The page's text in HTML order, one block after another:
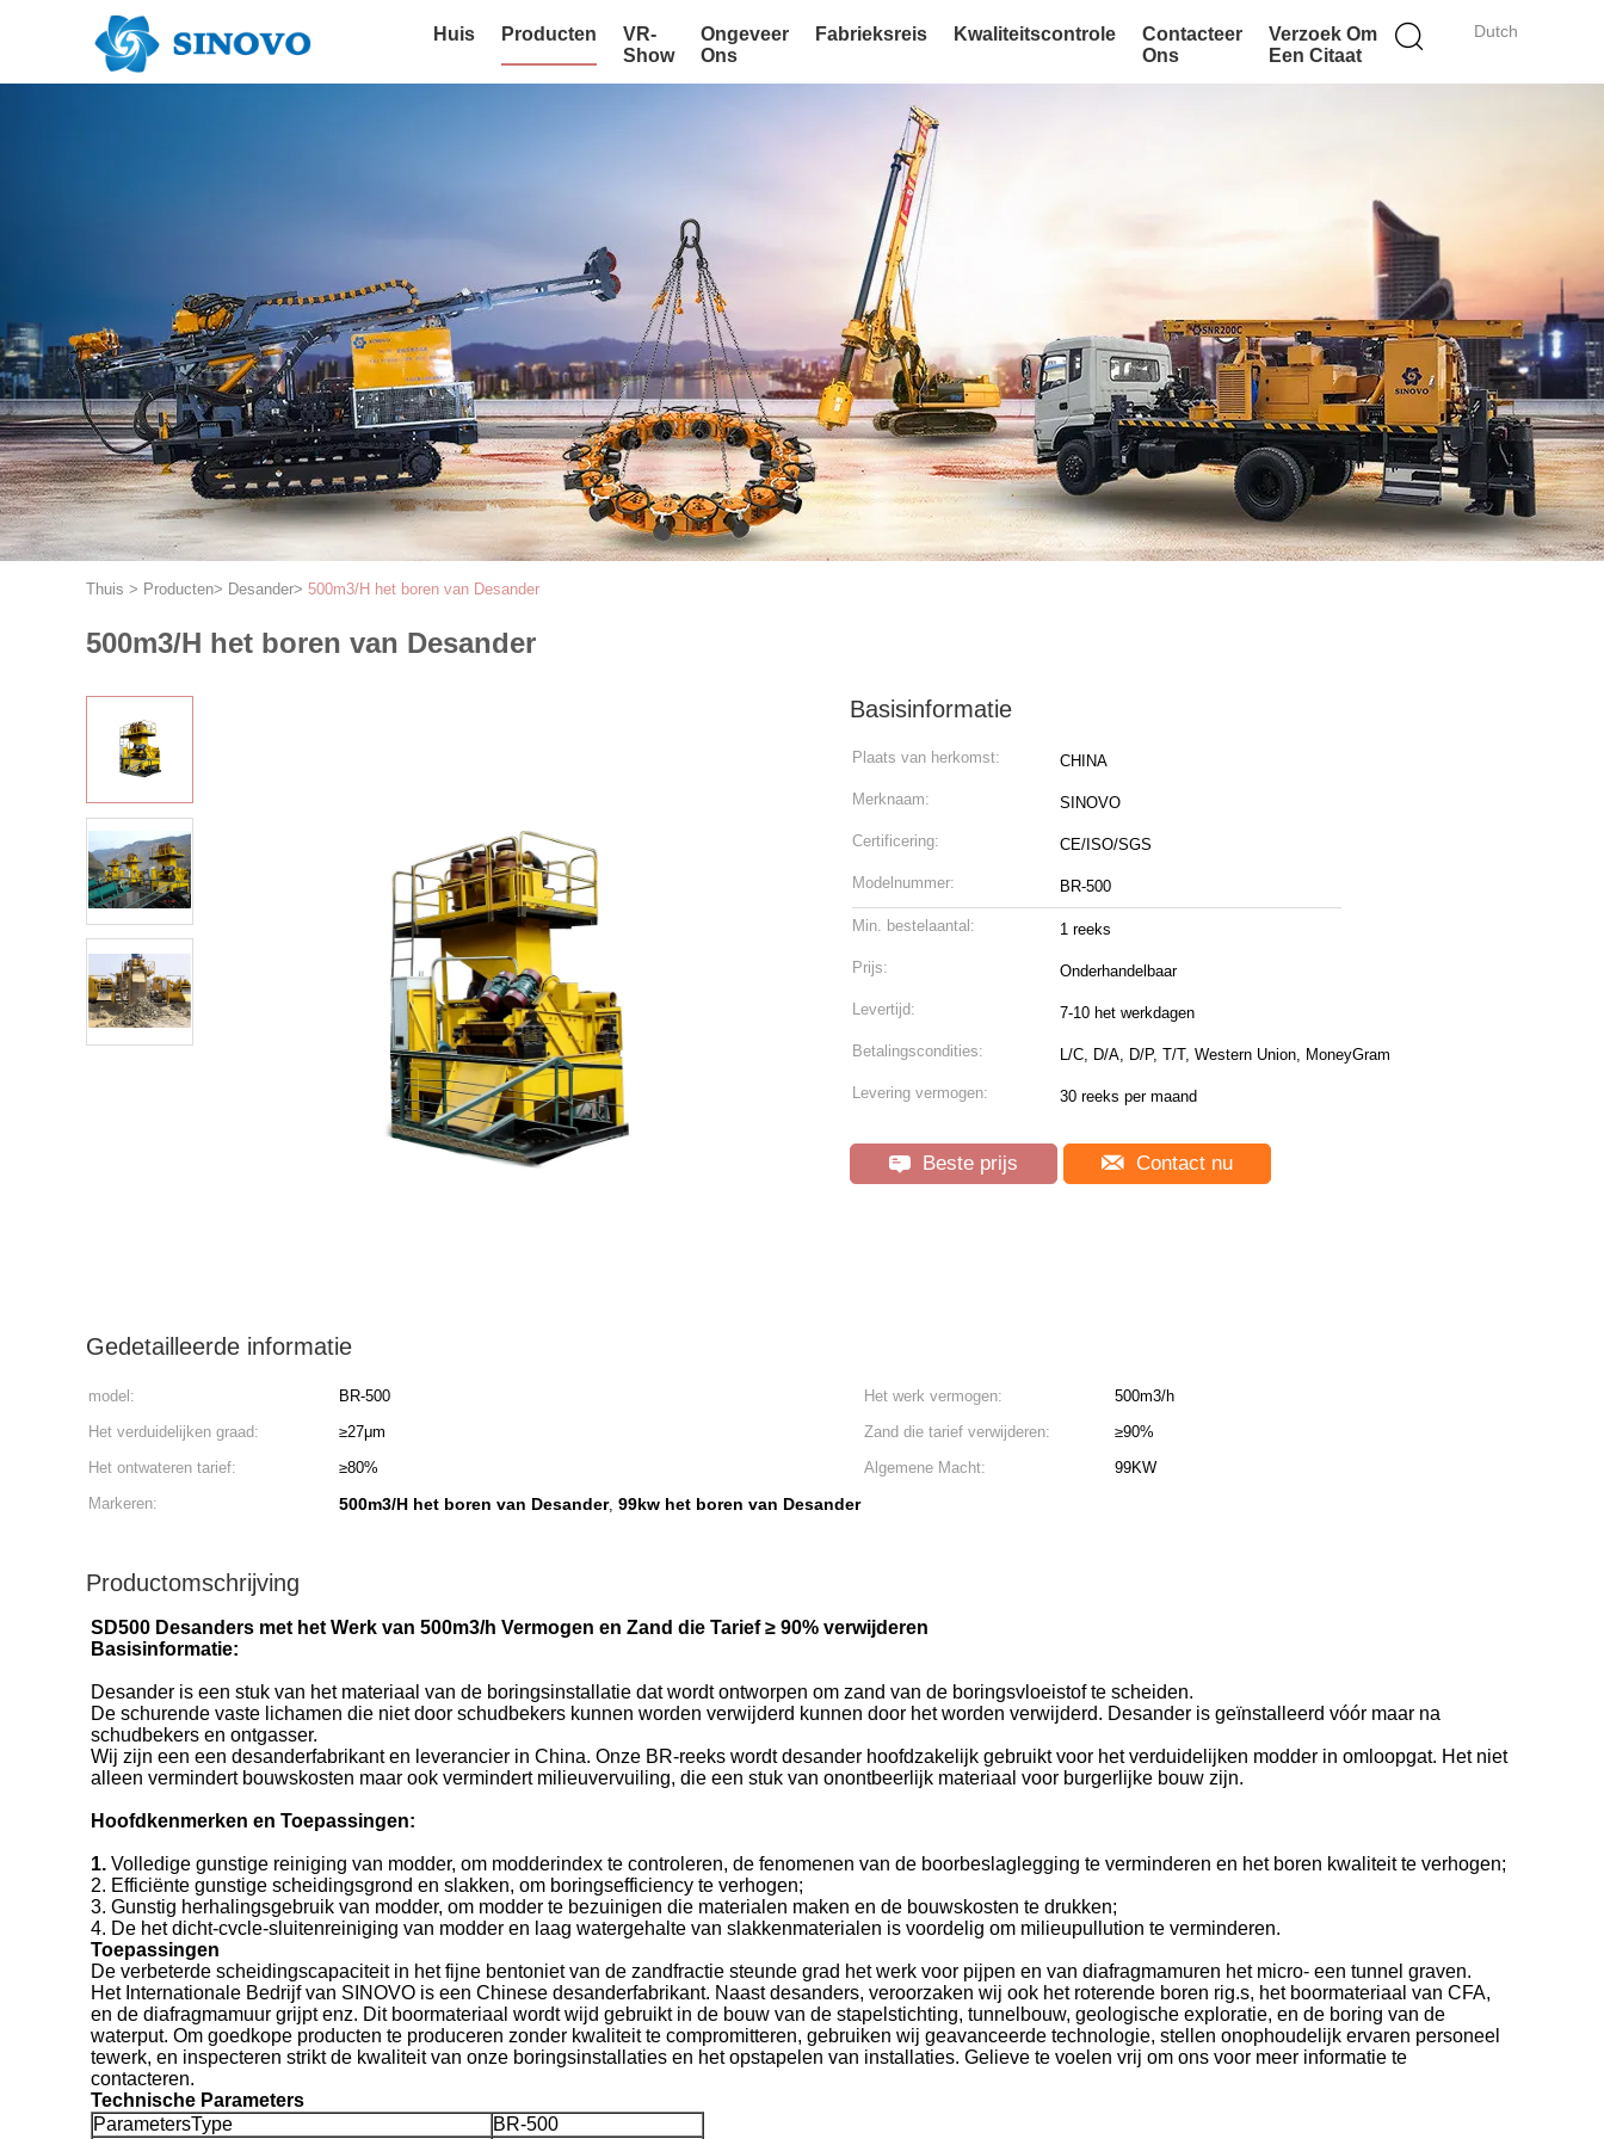
Dutch
Huis Producten
VR-
Show
Ongeveer
Ons
Fabrieksreis Kwaliteitscontrole
Contacteer
Ons
Verzoek Om
Een Citaat
Thuis > Producten> Desander> 500m3/H het boren van Desander
500m3/H het boren van Desander
Basisinformatie
Plaats van herkomst: CHINA
Merknaam: SINOVO
Certificering: CE/ISO/SGS
Modelnummer: BR-500
Min. bestelaantal: 1 reeks
Prijs: Onderhandelbaar
Levertijd: 7-10 het werkdagen
Betalingscondities: L/C, D/A, D/P, T/T, Western Union, MoneyGram
Levering vermogen: 30 reeks per maand
Beste prijs Contact nu
Gedetailleerde informatie
model: BR-500 Het werk vermogen:
500m3/h
Het verduidelijken graad:
≥27μm Zand die tarief verwijderen:
≥90%
Het ontwateren tarief:
≥80% Algemene Macht:
99KW
Markeren:
500m3/H het boren van Desander, 99kw het boren van Desander
Productomschrijving
SD500 Desanders met het Werk van 500m3/h Vermogen en Zand die Tarief ≥ 90% verwijderen
Basisinformatie:
Desander is een stuk van het materiaal van de boringsinstallatie dat wordt ontworpen om zand van de boringsvloeistof te scheiden.
De schurende vaste lichamen die niet door schudbekers kunnen worden verwijderd kunnen door het worden verwijderd. Desander is geïnstalleerd vóór maar na
schudbekers en ontgasser.
Wij zijn een een desanderfabrikant en leverancier in China. Onze BR-reeks wordt desander hoofdzakelijk gebruikt voor het verduidelijken modder in omloopgat. Het niet
alleen vermindert bouwskosten maar ook vermindert milieuvervuiling, die een stuk van onontbeerlijk materiaal voor burgerlijke bouw zijn.
Hoofdkenmerken en Toepassingen:
1. Volledige gunstige reiniging van modder, om modderindex te controleren, de fenomenen van de boorbeslaglegging te verminderen en het boren kwaliteit te verhogen;
2. Efficiënte gunstige scheidingsgrond en slakken, om boringsefficiency te verhogen;
3. Gunstig herhalingsgebruik van modder, om modder te bezuinigen die materialen maken en de bouwskosten te drukken;
4. De het dicht-cvcle-sluitenreiniging van modder en laag watergehalte van slakkenmaterialen is voordelig om milieupullution te verminderen.
Toepassingen
De verbeterde scheidingscapaciteit in het fijne bentoniet van de zandfractie steunde grad het werk voor pijpen en van diafragmamuren het micro- een tunnel graven.
Het Internationale Bedrijf van SINOVO is een Chinese desanderfabrikant. Naast desanders, veroorzaken wij ook het roterende boren rig.s, het boormateriaal van CFA,
en de diafragmamuur grijpt enz. Dit boormateriaal wordt wijd gebruikt in de bouw van de stapelstichting, tunnelbouw, geologische exploratie, en de boring van de
waterput. Om goedkope producten te produceren zonder kwaliteit te compromitteren, gebruiken wij geavanceerde technologie, stellen onophoudelijk ervaren personeel
tewerk, en inspecteren strikt de kwaliteit van onze boringsinstallaties en het opstapelen van installaties. Gelieve te voelen vrij om ons voor meer informatie te
contacteren.
Technische Parameters
ParametersType
BR-500